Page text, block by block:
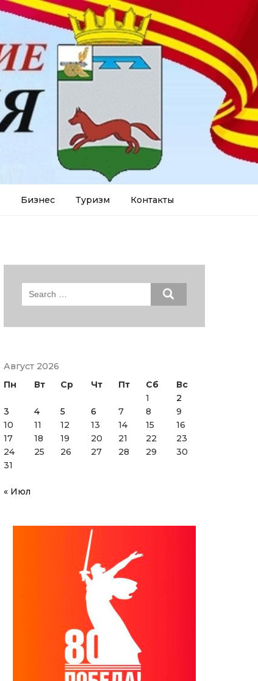
Бизнес Туризм Контакты
Search
Август 2026
Пн
Вт Ср Чт Пт Сб
Вс
1
2
3
4 5 6 7 8
9
10
11 12 13 14 15
16
17
18 19 20 21 22
23
24
25 26 27 28 29
30
31
« Июл